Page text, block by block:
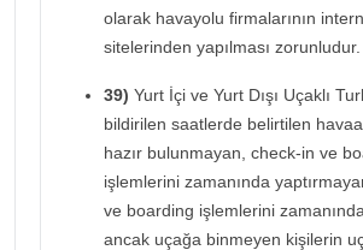
olarak havayolu firmalarının
sitelerinden yapılması zorunludur.
39) Yurt İçi ve Yurt Dışı Uçaklı
bildirilen saatlerde belirtilen
hazır bulunmayan, check-in ve
işlemlerini zamanında
ve boarding işlemlerini
ancak uçağa binmeyen kişilerin